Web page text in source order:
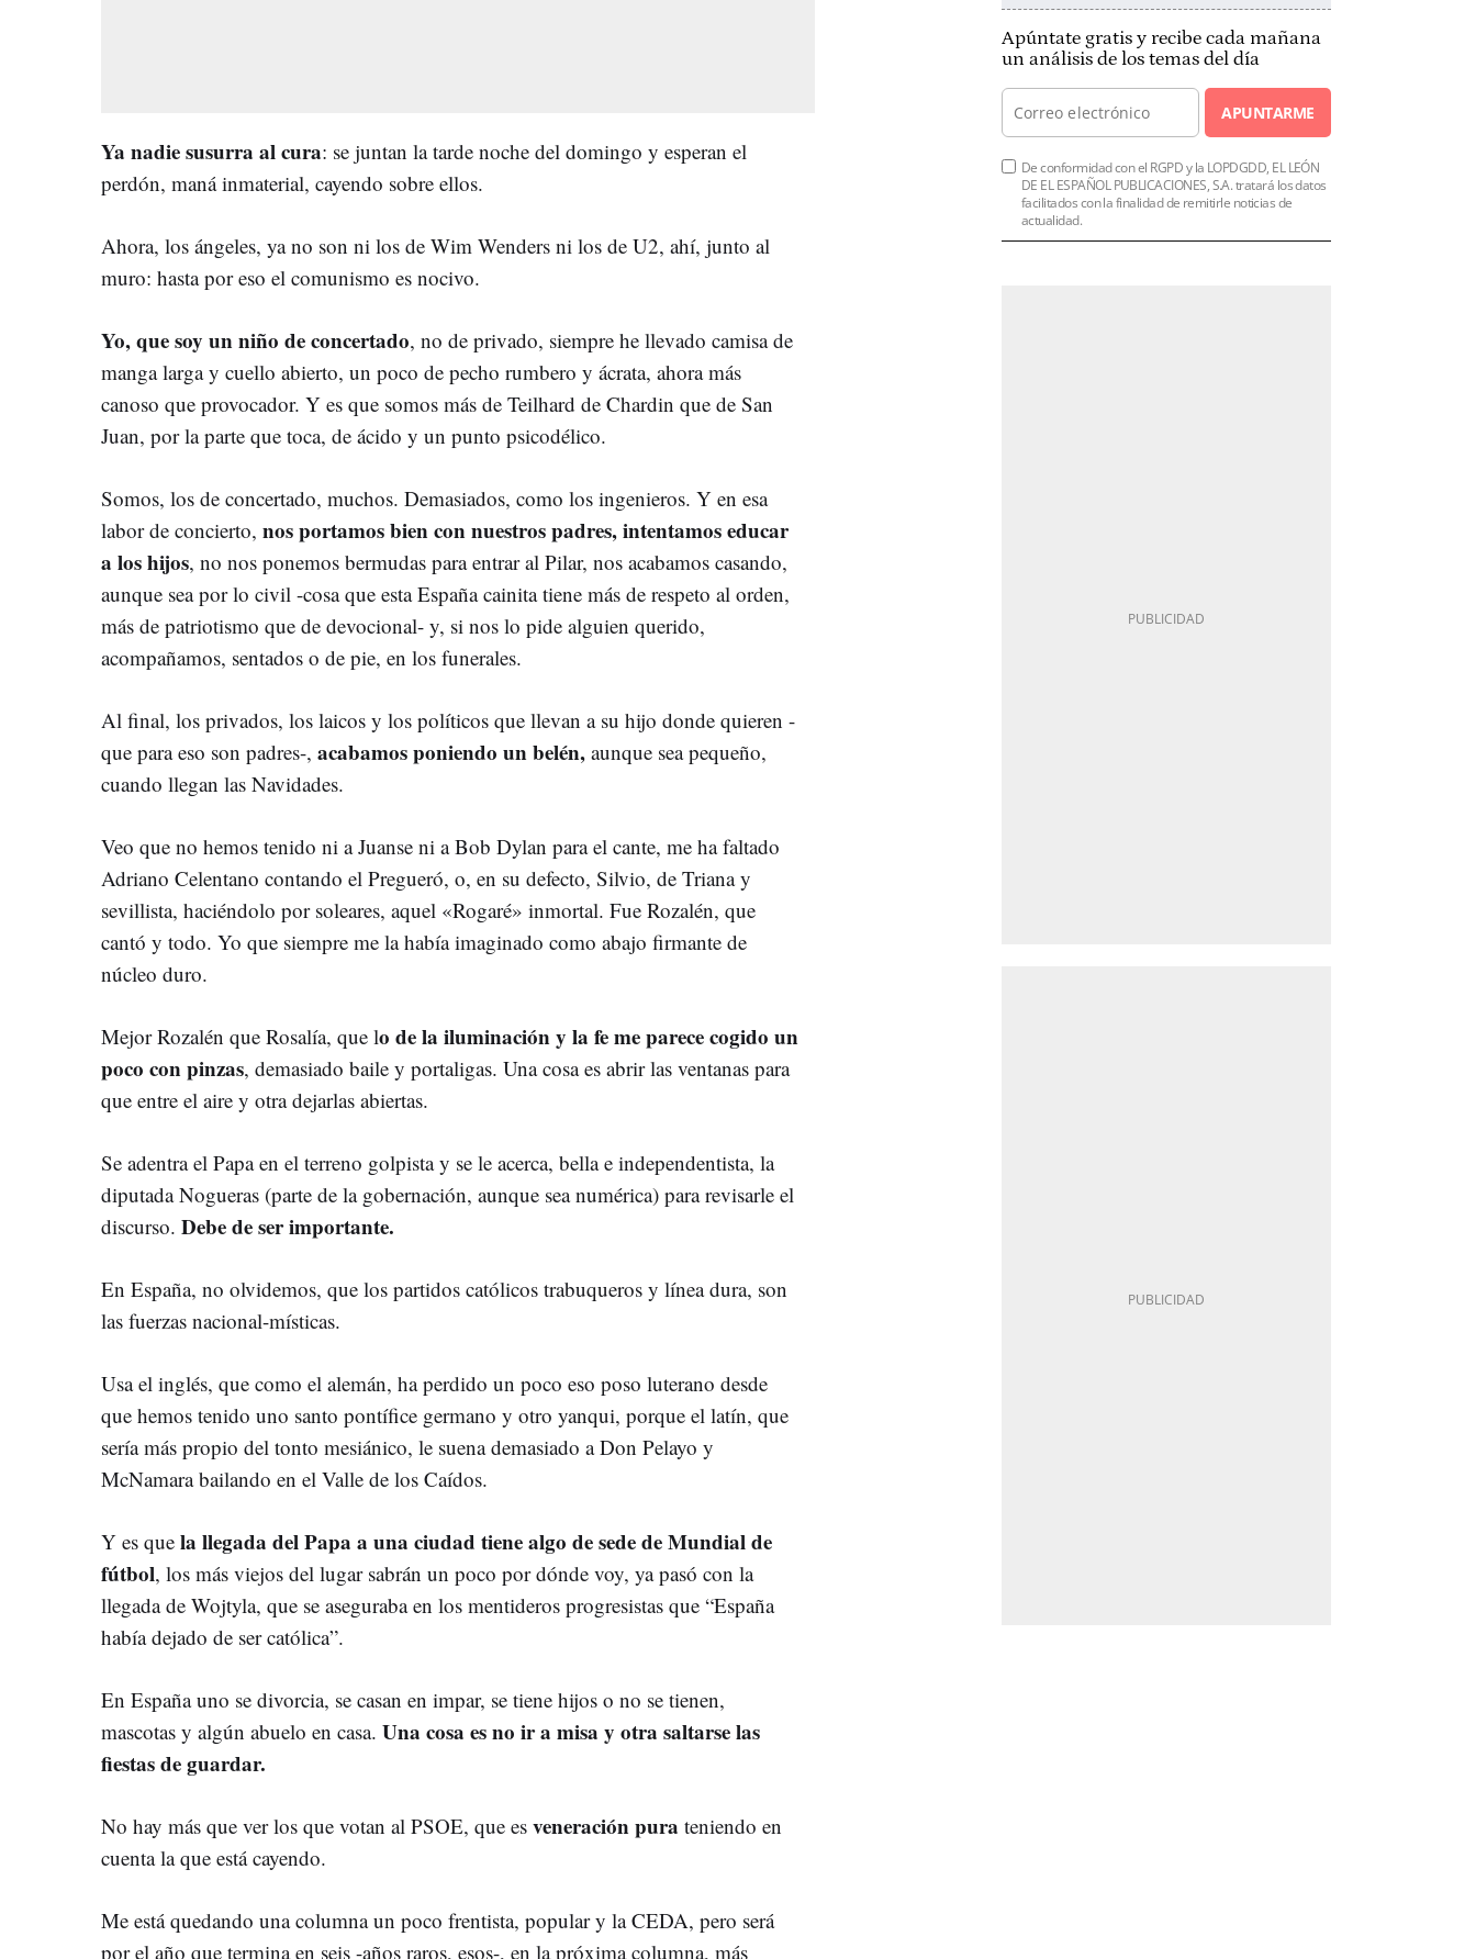
Ya nadie susurra al cura: se juntan la tarde noche del domingo y esperan el
perdón, maná inmaterial, cayendo sobre ellos.
Ahora, los ángeles, ya no son ni los de Wim Wenders ni los de U2, ahí, junto al
muro: hasta por eso el comunismo es nocivo.
Yo, que soy un niño de concertado, no de privado, siempre he llevado camisa de
manga larga y cuello abierto, un poco de pecho rumbero y ácrata, ahora más
canoso que provocador. Y es que somos más de Teilhard de Chardin que de San
Juan, por la parte que toca, de ácido y un punto psicodélico.
Somos, los de concertado, muchos. Demasiados, como los ingenieros. Y en esa
labor de concierto, nos portamos bien con nuestros padres, intentamos educar
a los hijos, no nos ponemos bermudas para entrar al Pilar, nos acabamos casando,
aunque sea por lo civil -cosa que esta España cainita tiene más de respeto al orden,
más de patriotismo que de devocional- y, si nos lo pide alguien querido,
acompañamos, sentados o de pie, en los funerales.
Al final, los privados, los laicos y los políticos que llevan a su hijo donde quieren -
que para eso son padres-, acabamos poniendo un belén, aunque sea pequeño,
cuando llegan las Navidades.
Veo que no hemos tenido ni a Juanse ni a Bob Dylan para el cante, me ha faltado
Adriano Celentano contando el Pregueró, o, en su defecto, Silvio, de Triana y
sevillista, haciéndolo por soleares, aquel «Rogaré» inmortal. Fue Rozalén, que
cantó y todo. Yo que siempre me la había imaginado como abajo firmante de
núcleo duro.
Mejor Rozalén que Rosalía, que lo de la iluminación y la fe me parece cogido un
poco con pinzas, demasiado baile y portaligas. Una cosa es abrir las ventanas para
que entre el aire y otra dejarlas abiertas.
Se adentra el Papa en el terreno golpista y se le acerca, bella e independentista, la
diputada Nogueras (parte de la gobernación, aunque sea numérica) para revisarle el
discurso. Debe de ser importante.
En España, no olvidemos, que los partidos católicos trabuqueros y línea dura, son
las fuerzas nacional-místicas.
Usa el inglés, que como el alemán, ha perdido un poco eso poso luterano desde
que hemos tenido uno santo pontífice germano y otro yanqui, porque el latín, que
sería más propio del tonto mesiánico, le suena demasiado a Don Pelayo y
McNamara bailando en el Valle de los Caídos.
Y es que la llegada del Papa a una ciudad tiene algo de sede de Mundial de
fútbol, los más viejos del lugar sabrán un poco por dónde voy, ya pasó con la
llegada de Wojtyla, que se aseguraba en los mentideros progresistas que “España
había dejado de ser católica”.
En España uno se divorcia, se casan en impar, se tiene hijos o no se tienen,
mascotas y algún abuelo en casa. Una cosa es no ir a misa y otra saltarse las
fiestas de guardar.
No hay más que ver los que votan al PSOE, que es veneración pura teniendo en
cuenta la que está cayendo.
Me está quedando una columna un poco frentista, popular y la CEDA, pero será
por el año que termina en seis -años raros, esos-, en la próxima columna, más
Apúntate gratis y recibe cada mañana
un análisis de los temas del día
APUNTARME
De conformidad con el RGPD y la LOPDGDD, EL LEÓN
DE EL ESPAÑOL PUBLICACIONES, S.A. tratará los datos
facilitados con la finalidad de remitirle noticias de
actualidad.